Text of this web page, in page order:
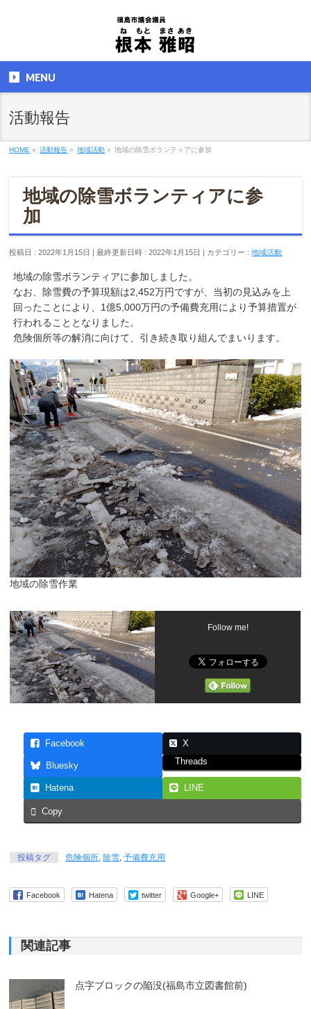
MENU
活動報告
HOME » 活動報告 » 地域活動 » 地域の除雪ボランティアに参加
地域の除雪ボランティアに参
加
投稿日 : 2022年1月15日 最終更新日時 : 2022年1月15日 カテゴリー :地域活動
地域の除雪ボランティアに参加しました。
なお、除雪費の予算現額は2,452万円ですが、当初の見込みを上
回ったことにより、1億5,000万円の予備費充用により予算措置が
行われることとなりました。
危険個所等の解消に向けて、引き続き取り組んでまいります。
地域の除雪作業
Follow me!
Facebook X
Bluesky Threads
Hatena LINE
Copy
投稿タグ 危険個所, 除雪,予備費充用
Facebook Hatena twitter Google+ LINE
関連記事
点字ブロックの陥没(福島市立図書館前)